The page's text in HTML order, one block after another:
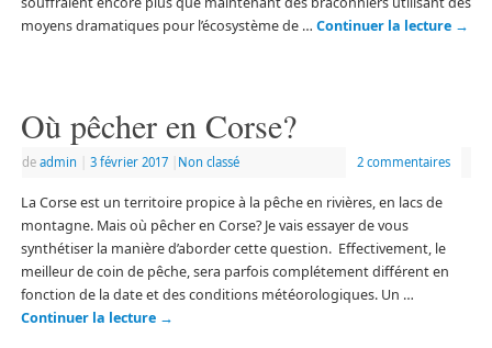
moyens dramatiques pour l’écosystème de … Continuer la lecture →
Où pêcher en Corse?
de admin 3 février 2017 Non classé 2 commentaires
La Corse est un territoire propice à la pêche en rivières, en lacs de
montagne. Mais où pêcher en Corse? Je vais essayer de vous
synthétiser la manière d’aborder cette question. Effectivement, le
meilleur de coin de pêche, sera parfois complétement différent en
fonction de la date et des conditions météorologiques. Un …
Continuer la lecture →